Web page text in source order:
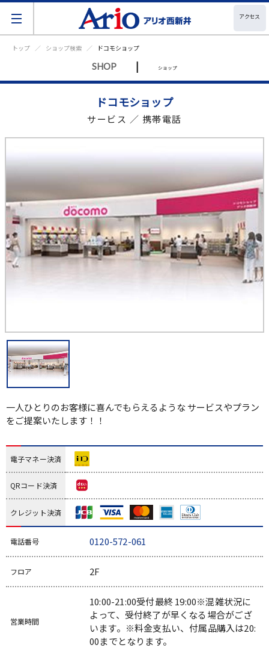
アクセス
トップ ショップ検索 ドコモショップ
SHOP | ショップ
ドコモショップ
サービス ／ 携帯電話
一人ひとりのお客様に喜んでもらえるような サービスやプラン
をご提案いたします！！
電子マネー決済
QRコード決済
クレジット決済
電話番号 0120-572-061
フロア 2F
営業時間
10:00-21:00受付最終 19:00※混雑状況に
よって、受付終了が早くなる場合がござ
います。※料金支払い、付属品購入は20:
00までとなります。